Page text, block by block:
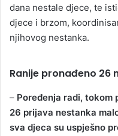
dana nestale djece, te
djece i brzom,
njihovog nestanka.
Ranije pronađeno 26
– Poređenja radi, tokom
26 prijava nestanka
sva djeca su uspješno